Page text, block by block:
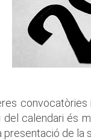
calendari és
de la